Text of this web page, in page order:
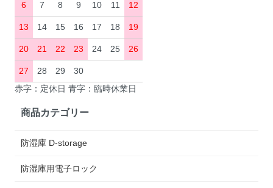
6 7 8 9 10 11 12
13 14 15 16 17 18 19
20 21 22 23 24 25 26
27 28 29
30
赤字：定休日 青字：臨時休業日
商品カテゴリー
防湿庫 D-storage
防湿庫用電子ロック